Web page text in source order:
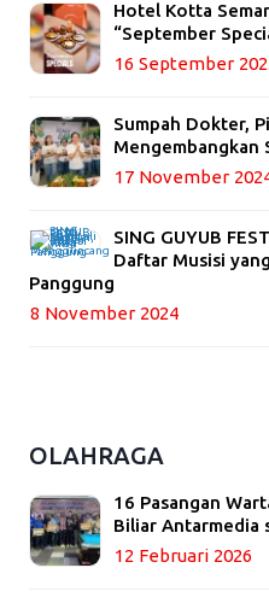
Hotel Kotta
“September
16 September
Sumpah Dokter,
Mengembangkan
17 November
SING GUYUB
Daftar Musisi
Panggung
8 November 2024
OLAHRAGA
16 Pasangan
Biliar Antarmedia
12 Februari 2026